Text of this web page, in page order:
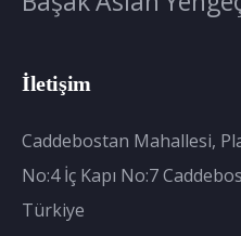
İletişim
Caddebostan Mahallesi,
No:4 İç Kapı No:7
Türkiye